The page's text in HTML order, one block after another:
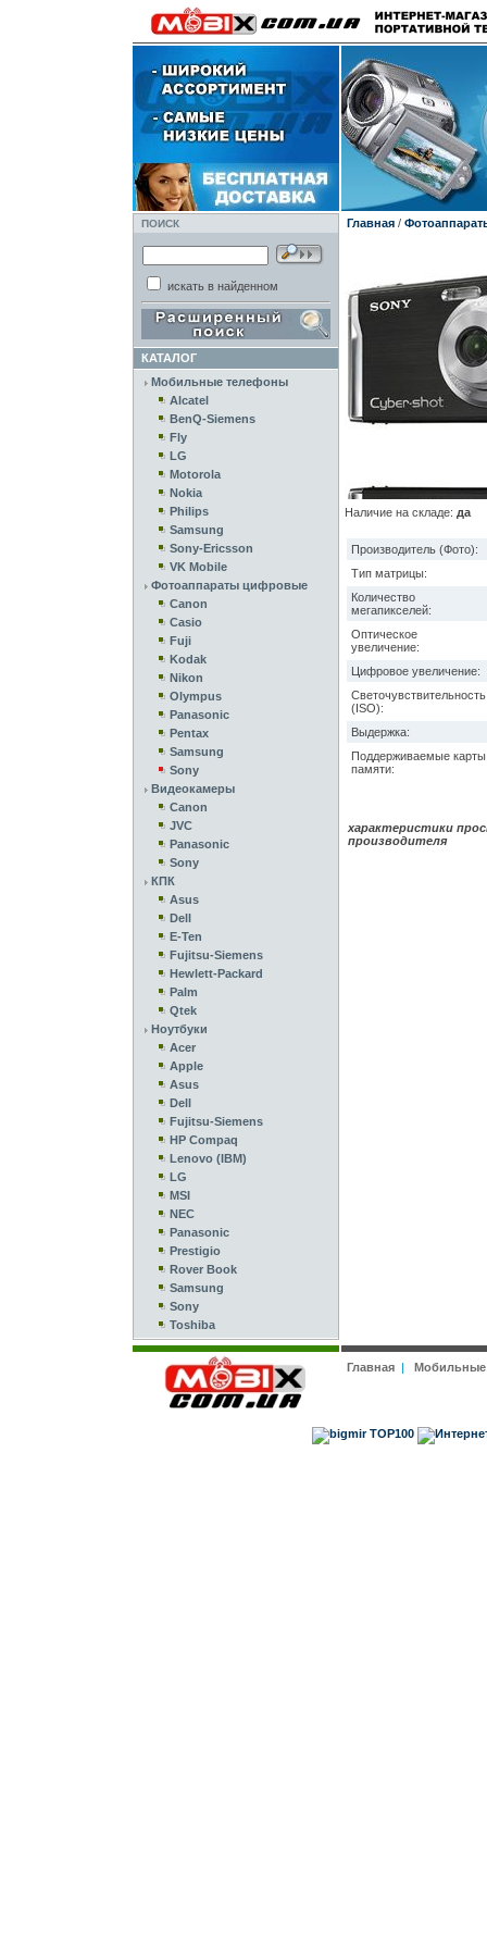
ПОИСК
искать в найденном
КАТАЛОГ
Мобильные телефоны
Alcatel
BenQ-Siemens
Fly
LG
Motorola
Nokia
Philips
Samsung
Sony-Ericsson
VK Mobile
Фотоаппараты цифровые
Canon
Casio
Fuji
Kodak
Nikon
Olympus
Panasonic
Pentax
Samsung
Sony
Видеокамеры
Canon
JVC
Panasonic
Sony
КПК
Asus
Dell
E-Ten
Fujitsu-Siemens
Hewlett-Packard
Palm
Qtek
Ноутбуки
Acer
Apple
Asus
Dell
Fujitsu-Siemens
HP Compaq
Lenovo (IBM)
LG
MSI
NEC
Panasonic
Prestigio
Rover Book
Samsung
Sony
Toshiba
Главная/
Наличие на складе: да
Производитель (Фото):
Тип матрицы:
Количество
мегапикселей:
Оптическое
увеличение:
Цифровое увеличение:
Светочувствительность
(ISO):
Выдержка:
Поддерживаемые карты
памяти:
характеристики
производителя
Главная|